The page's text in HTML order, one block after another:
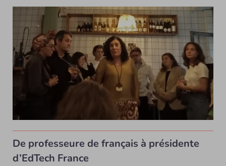
De professeure de français à présidente
d’EdTech France